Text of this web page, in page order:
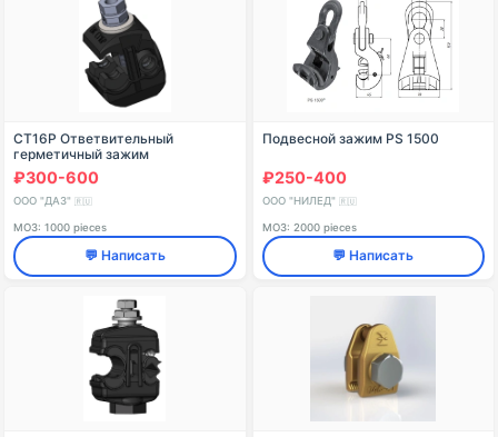
СТ16Р Ответвительный
герметичный зажим
₽300-600
ООО "ДАЗ" 🇷🇺
МОЗ: 1000 pieces
💬 Написать
Подвесной зажим PS 1500
₽250-400
ООО "НИЛЕД" 🇷🇺
МОЗ: 2000 pieces
💬 Написать